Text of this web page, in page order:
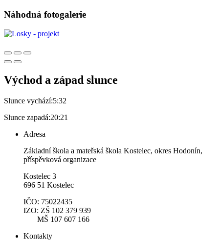
Náhodná fotogalerie
Východ a západ slunce
Slunce vychází:5:32
Slunce zapadá:20:21
Adresa
Základní škola a mateřská škola Kostelec, okres Hodonín,
příspěvková organizace
Kostelec 3
696 51 Kostelec
IČO: 75022435
IZO: ZŠ 102 379 939
MŠ 107 607 166
Kontakty